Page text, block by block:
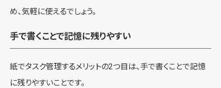
め、気軽に使えるでしょう。
手で書くことで記憶に残りやすい
紙でタスク管理するメリットの2つ目は、手で書くことで記憶
に残りやすいことです。